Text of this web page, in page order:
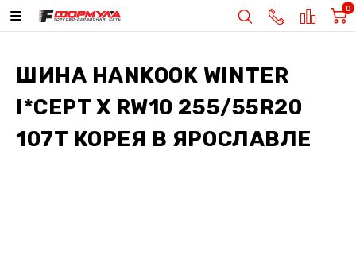
0
ШИНА HANKOOK WINTER
I*CEPT X RW10 255/55R20
107T КОРЕЯ В ЯРОСЛАВЛЕ